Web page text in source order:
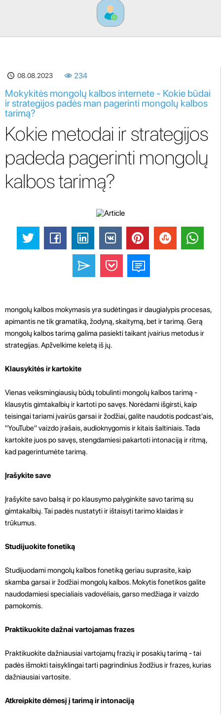
08.08.2023 234
Mokykitės mongolų kalbos internete - Kokie būdai
ir strategijos padės man pagerinti mongolų kalbos
tarimą?
Kokie metodai ir strategijos
padeda pagerinti mongolų
kalbos tarimą?
mongolų kalbos mokymasis yra sudėtingas ir daugialypis procesas,
apimantis ne tik gramatiką, žodyną, skaitymą, bet ir tarimą. Gerą
mongolų kalbos tarimą galima pasiekti taikant įvairius metodus ir
strategijas. Apžvelkime keletą iš jų.
Klausykitės ir kartokite
Vienas veiksmingiausių būdų tobulinti mongolų kalbos tarimą -
klausytis gimtakalbių ir kartoti po savęs. Norėdami išgirsti, kaip
teisingai tariami įvairūs garsai ir žodžiai, galite naudotis podcast'ais,
"YouTube" vaizdo įrašais, audioknygomis ir kitais šaltiniais. Tada
kartokite juos po savęs, stengdamiesi pakartoti intonaciją ir ritmą,
kad pagerintumėte tarimą.
Įrašykite save
Įrašykite savo balsą ir po klausymo palyginkite savo tarimą su
gimtakalbių. Tai padės nustatyti ir ištaisyti tarimo klaidas ir
trūkumus.
Studijuokite fonetiką
Studijuodami mongolų kalbos fonetiką geriau suprasite, kaip
skamba garsai ir žodžiai mongolų kalbos. Mokytis fonetikos galite
naudodamiesi specialiais vadovėliais, garso medžiaga ir vaizdo
pamokomis.
Praktikuokite dažnai vartojamas frazes
Praktikuokite dažniausiai vartojamų frazių ir posakių tarimą - tai
padės išmokti taisyklingai tarti pagrindinius žodžius ir frazes, kurias
dažniausiai vartosite.
Atkreipkite dėmesį į tarimą ir intonaciją